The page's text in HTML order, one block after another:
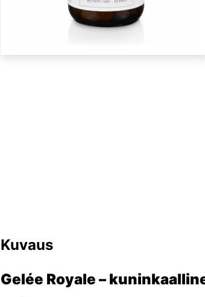
Kuvaus
Gelée Royale –